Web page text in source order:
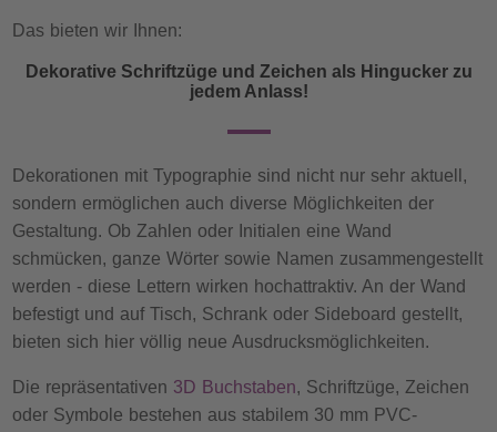
Das bieten wir Ihnen:
Dekorative Schriftzüge und Zeichen als Hingucker zu
jedem Anlass!
Dekorationen mit Typographie sind nicht nur sehr aktuell,
sondern ermöglichen auch diverse Möglichkeiten der
Gestaltung. Ob Zahlen oder Initialen eine Wand
schmücken, ganze Wörter sowie Namen zusammengestellt
werden - diese Lettern wirken hochattraktiv. An der Wand
befestigt und auf Tisch, Schrank oder Sideboard gestellt,
bieten sich hier völlig neue Ausdrucksmöglichkeiten.
Die repräsentativen 3D Buchstaben, Schriftzüge, Zeichen
oder Symbole bestehen aus stabilem 30 mm PVC-